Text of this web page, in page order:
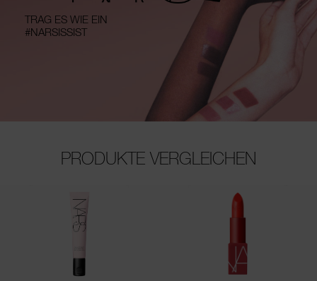
TRAG ES WIE EIN
#NARSISSIST
PRODUKTE VERGLEICHEN
Spf
35